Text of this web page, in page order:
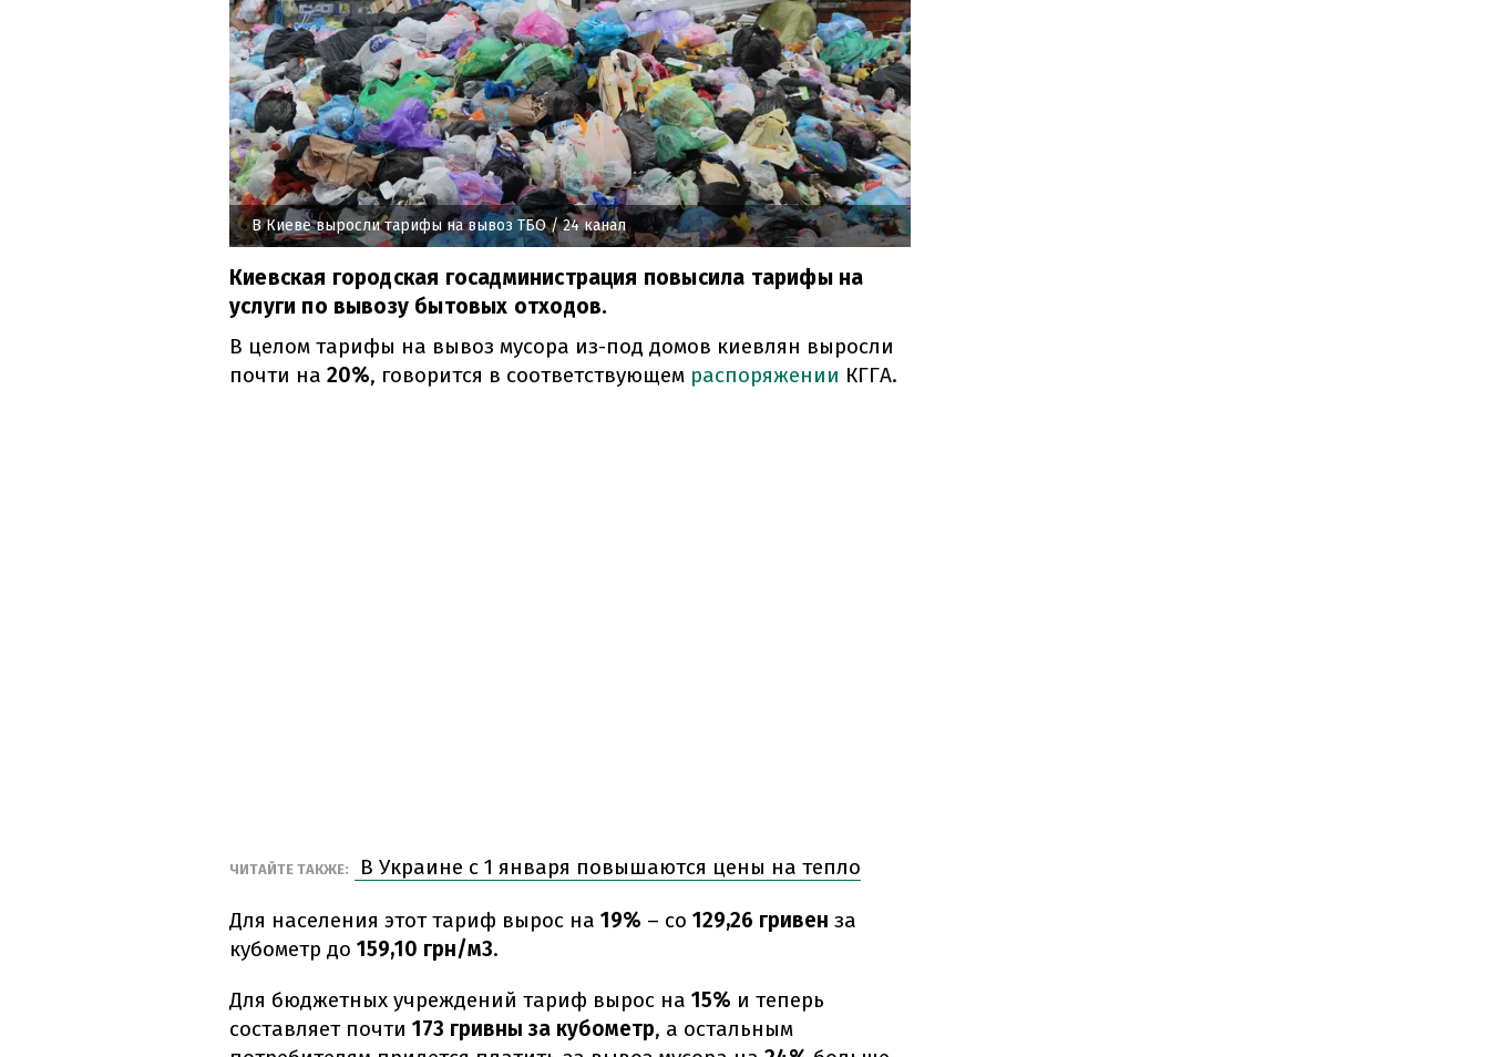
В Киеве выросли тарифы на вывоз ТБО/ 24 канал
Киевская городская госадминистрация повысила тарифы на
услуги по вывозу бытовых отходов.
В целом тарифы на вывоз мусора из-под домов киевлян выросли
почти на 20%, говорится в соответствующем распоряжении КГГА.
ЧИТАЙТЕ ТАКЖЕ: В Украине с 1 января повышаются цены на тепло
Для населения этот тариф вырос на 19% – со 129,26 гривен за
кубометр до 159,10 грн/м3.
Для бюджетных учреждений тариф вырос на 15% и теперь
составляет почти 173 гривны за кубометр, а остальным